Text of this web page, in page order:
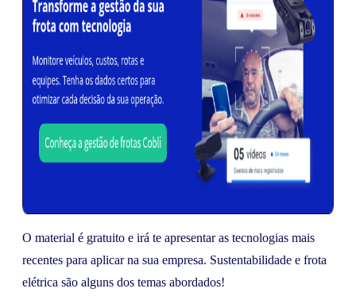
O material é gratuito e irá te apresentar as tecnologias mais
recentes para aplicar na sua empresa. Sustentabilidade e frota
elétrica são alguns dos temas abordados!